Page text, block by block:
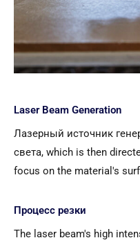
Laser Beam Generation
Лазерный источник
света, which is then
focus on the material's
Процесс резки
The laser beam's high